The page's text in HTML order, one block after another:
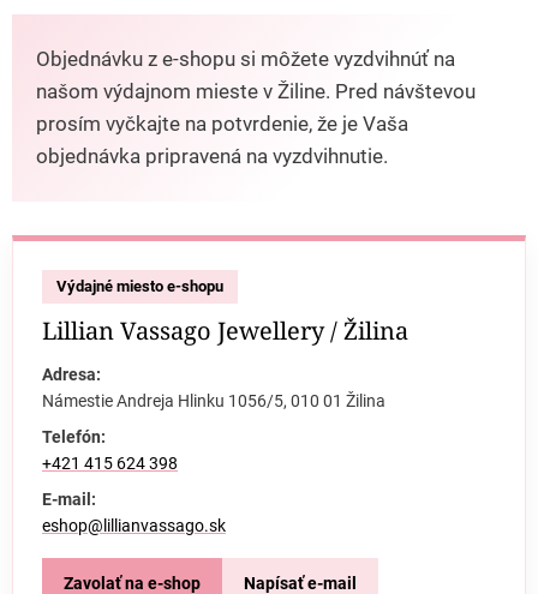
Objednávku z e-shopu si môžete vyzdvihnúť na
našom výdajnom mieste v Žiline. Pred návštevou
prosím vyčkajte na potvrdenie, že je Vaša
objednávka pripravená na vyzdvihnutie.
Výdajné miesto e-shopu
Lillian Vassago Jewellery / Žilina
Adresa:
Námestie Andreja Hlinku 1056/5, 010 01 Žilina
Telefón:
+421 415 624 398
E-mail:
eshop@lillianvassago.sk
Zavolať na e-shop Napísať e-mail